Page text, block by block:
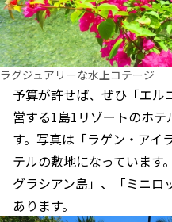
ラグジュアリーな水上コテージ
予算が許せば、ぜひ「エル
営する1島1リゾートのホ
す。写真は「ラゲン・アイ
テルの敷地になっています
グラシアン島」、「ミニロ
あります。